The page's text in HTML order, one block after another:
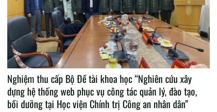
Nghiệm thu cấp Bộ Đề tài khoa học “Nghiên cứu xây
dựng hệ thống web phục vụ công tác quản lý, đào tạo,
bồi dưỡng tại Học viện Chính trị Công an nhân dân”